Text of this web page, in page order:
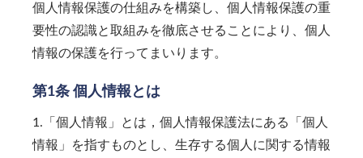
個人情報保護の仕組みを構築し、個人情報保護の重
要性の認識と取組みを徹底させることにより、個人
情報の保護を行ってまいります。
第1条 個人情報とは
1.「個人情報」とは，個人情報保護法にある「個人
情報」を指すものとし、生存する個人に関する情報